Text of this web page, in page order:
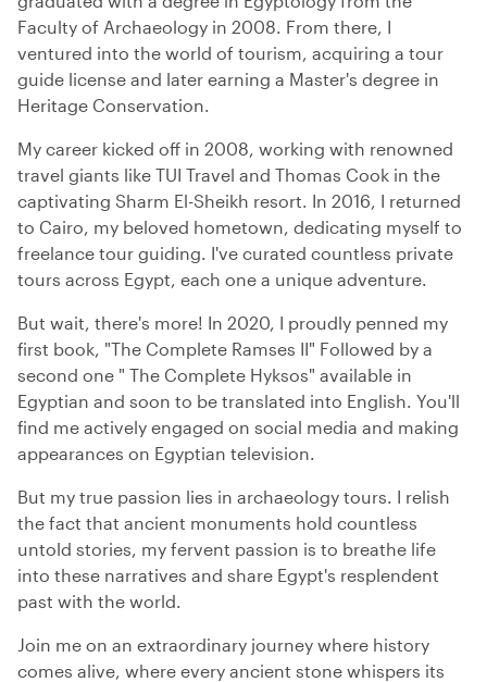
Faculty of Archaeology in 2008. From there, I
ventured into the world of tourism, acquiring a tour
guide license and later earning a Master's degree in
Heritage Conservation.
My career kicked off in 2008, working with renowned
travel giants like TUI Travel and Thomas Cook in the
captivating Sharm El-Sheikh resort. In 2016, I returned
to Cairo, my beloved hometown, dedicating myself to
freelance tour guiding. I've curated countless private
tours across Egypt, each one a unique adventure.
But wait, there's more! In 2020, I proudly penned my
first book, "The Complete Ramses II" Followed by a
second one " The Complete Hyksos" available in
Egyptian and soon to be translated into English. You'll
find me actively engaged on social media and making
appearances on Egyptian television.
But my true passion lies in archaeology tours. I relish
the fact that ancient monuments hold countless
untold stories, my fervent passion is to breathe life
into these narratives and share Egypt's resplendent
past with the world.
Join me on an extraordinary journey where history
comes alive, where every ancient stone whispers its